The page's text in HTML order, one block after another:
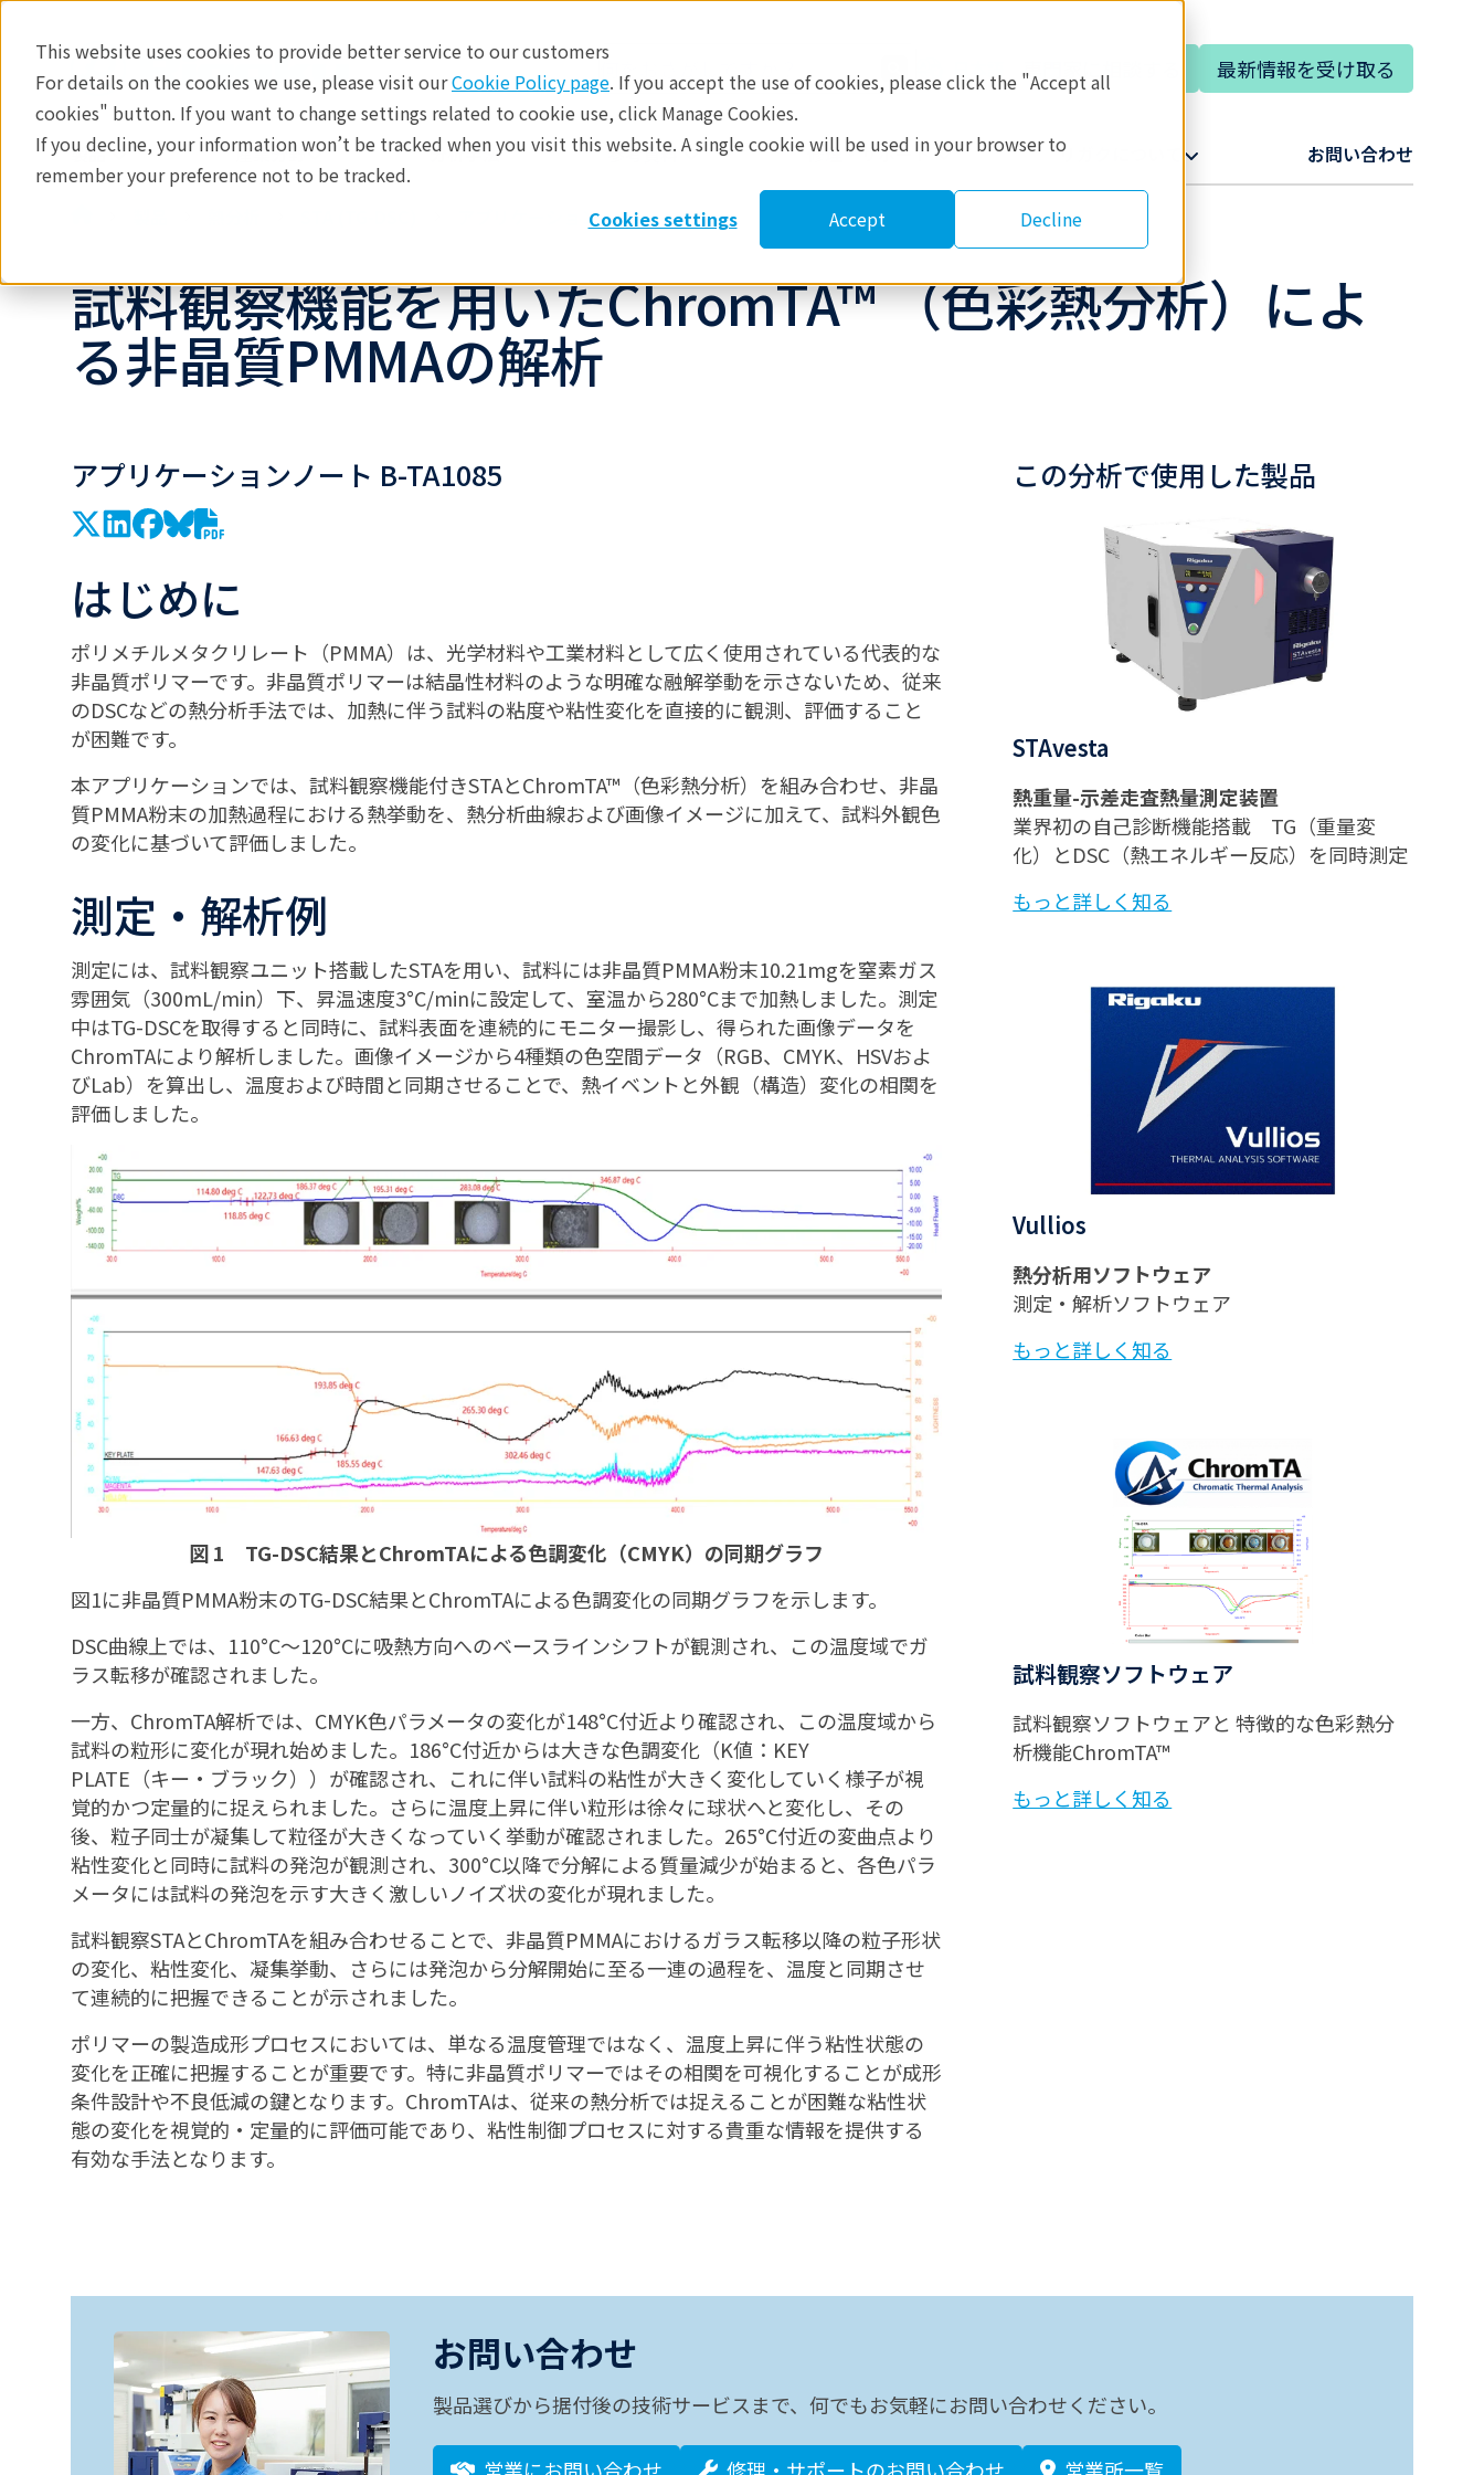
This website uses cookies to provide better service to our customers
For details on the cookies we use, please visit ourCookie Policy page. If you accept the use of cookies, please click the "Accept all
cookies" button. If you want to change settings related to cookie use, click Manage Cookies.
If you decline, your information won’t be tracked when you visit this website. A single cookie will be used in your browser to
remember your preference not to be tracked.
Cookies settings
Accept Decline
日本語 専門家に相談する 最新情報を受け取る
製品 産業分野​ 分析手法​ 参考資料 修理・サポート リガクについて​ お問い合わせ​
アプリケーションノート
試料観察機能を用いたChromTA™ （色彩熱分析）によ
る非晶質PMMAの解析
アプリケーションノート B-TA1085
はじめに
ポリメチルメタクリレート（PMMA）は、光学材料や工業材料として広く使用されている代表的な
非晶質ポリマーです。非晶質ポリマーは結晶性材料のような明確な融解挙動を示さないため、従来
のDSCなどの熱分析手法では、加熱に伴う試料の粘度や粘性変化を直接的に観測、評価すること
が困難です。
本アプリケーションでは、試料観察機能付きSTAとChromTA™（色彩熱分析）を組み合わせ、非晶
質PMMA粉末の加熱過程における熱挙動を、熱分析曲線および画像イメージに加えて、試料外観色
の変化に基づいて評価しました。
測定・解析例
測定には、試料観察ユニット搭載したSTAを用い、試料には非晶質PMMA粉末10.21mgを窒素ガス
雰囲気（300mL/min）下、昇温速度3°C/minに設定して、室温から280°Cまで加熱しました。測定
中はTG-DSCを取得すると同時に、試料表面を連続的にモニター撮影し、得られた画像データを
ChromTAにより解析しました。画像イメージから4種類の色空間データ（RGB、CMYK、HSVおよ
びLab）を算出し、温度および時間と同期させることで、熱イベントと外観（構造）変化の相関を
評価しました。
図 1 TG-DSC結果とChromTAによる色調変化（CMYK）の同期グラフ
図1に非晶質PMMA粉末のTG-DSC結果とChromTAによる色調変化の同期グラフを示します。
DSC曲線上では、110°C～120°Cに吸熱方向へのベースラインシフトが観測され、この温度域でガ
ラス転移が確認されました。
一方、ChromTA解析では、CMYK色パラメータの変化が148°C付近より確認され、この温度域から
試料の粒形に変化が現れ始めました。186°C付近からは大きな色調変化（K値：KEY
PLATE（キー・ブラック））が確認され、これに伴い試料の粘性が大きく変化していく様子が視
覚的かつ定量的に捉えられました。さらに温度上昇に伴い粒形は徐々に球状へと変化し、その
後、粒子同士が凝集して粒径が大きくなっていく挙動が確認されました。265°C付近の変曲点より
粘性変化と同時に試料の発泡が観測され、300°C以降で分解による質量減少が始まると、各色パラ
メータには試料の発泡を示す大きく激しいノイズ状の変化が現れました。
試料観察STAとChromTAを組み合わせることで、非晶質PMMAにおけるガラス転移以降の粒子形状
の変化、粘性変化、凝集挙動、さらには発泡から分解開始に至る一連の過程を、温度と同期させ
て連続的に把握できることが示されました。
ポリマーの製造成形プロセスにおいては、単なる温度管理ではなく、温度上昇に伴う粘性状態の
変化を正確に把握することが重要です。特に非晶質ポリマーではその相関を可視化することが成形
条件設計や不良低減の鍵となります。ChromTAは、従来の熱分析では捉えることが困難な粘性状
態の変化を視覚的・定量的に評価可能であり、粘性制御プロセスに対する貴重な情報を提供する
有効な手法となります。
この分析で使用した製品
STAvesta
熱重量-示差走査熱量測定装置
業界初の自己診断機能搭載 TG（重量変
化）とDSC（熱エネルギー反応）を同時測定
もっと詳しく知る
Vullios
熱分析用ソフトウェア
測定・解析ソフトウェア
もっと詳しく知る
試料観察ソフトウェア
試料観察ソフトウェアと 特徴的な色彩熱分
析機能ChromTA™
もっと詳しく知る
お問い合わせ
製品選びから据付後の技術サービスまで、何でもお気軽にお問い合わせください。